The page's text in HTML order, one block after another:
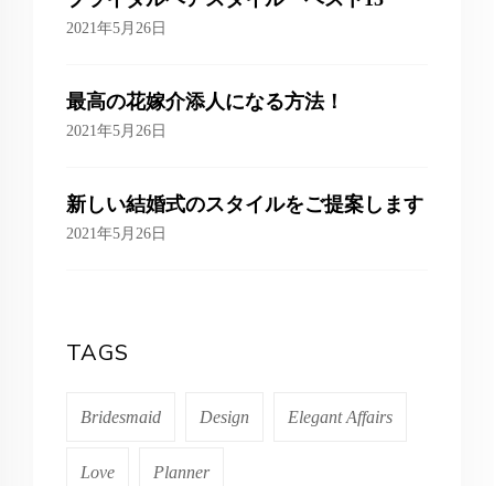
2021年5月26日
最高の花嫁介添人になる方法！
2021年5月26日
新しい結婚式のスタイルをご提案します
2021年5月26日
TAGS
Bridesmaid Design Elegant Affairs
Love Planner